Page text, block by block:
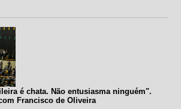
é chata. Não entusiasma ninguém".
Francisco de Oliveira